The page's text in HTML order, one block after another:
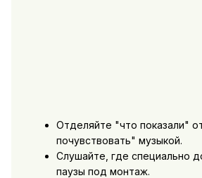
Отделяйте "что показали"
почувствовать" музыкой.
Слушайте, где специально
паузы под монтаж.